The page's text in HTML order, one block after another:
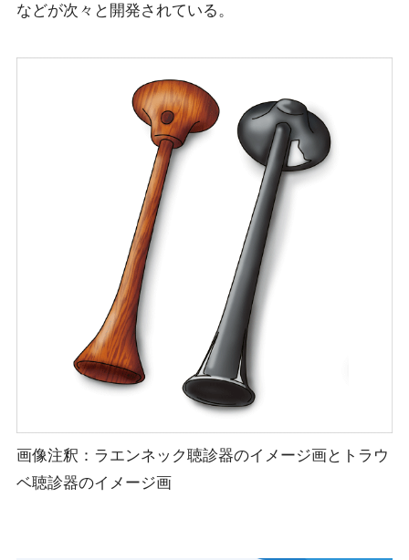
などが次々と開発されている。
画像注釈：ラエンネック聴診器のイメージ画とトラウ
ベ聴診器のイメージ画